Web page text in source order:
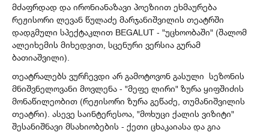
მძაფრდად და ირონიანაზავი პოეზიით ეხმაურება
რეჟისორი ლევან წულაძე მარჯანიშვილის თეატრში
დადგმული სპექტაკლით BEGALUT - "უცხოობაში" (შალომ
ალეიხემის მიხედვით, სცენური ვერსია გურამ
ბათიაშვილი).
თეატრალებს ვურჩევდი არ გამოტოვონ გასული სეზონის
მნიშვნელოვანი მოვლენა - "მეფე ლირი" ზურა ყიფშიძის
მონაწილეობით (რეჟისორი ზურა გეწაძე, თუმანიშვილის
თეატრი). ასევე საინტერესოა, "მოხუცი ქალის ვიზიტი"
შესანიშნავი მსახიობების - ქეთი ცხაკაიასა და გია